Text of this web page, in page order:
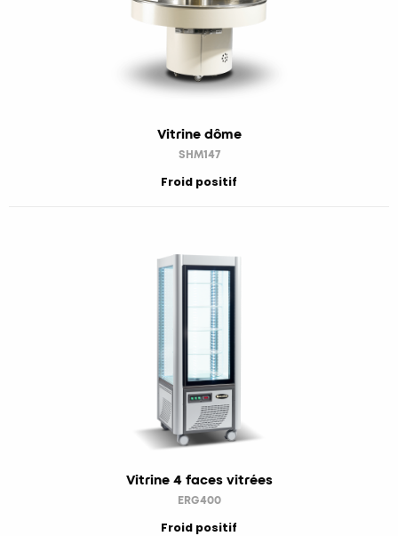
Vitrine dôme
SHM147
Froid positif
Vitrine 4 faces vitrées
ERG400
Froid positif